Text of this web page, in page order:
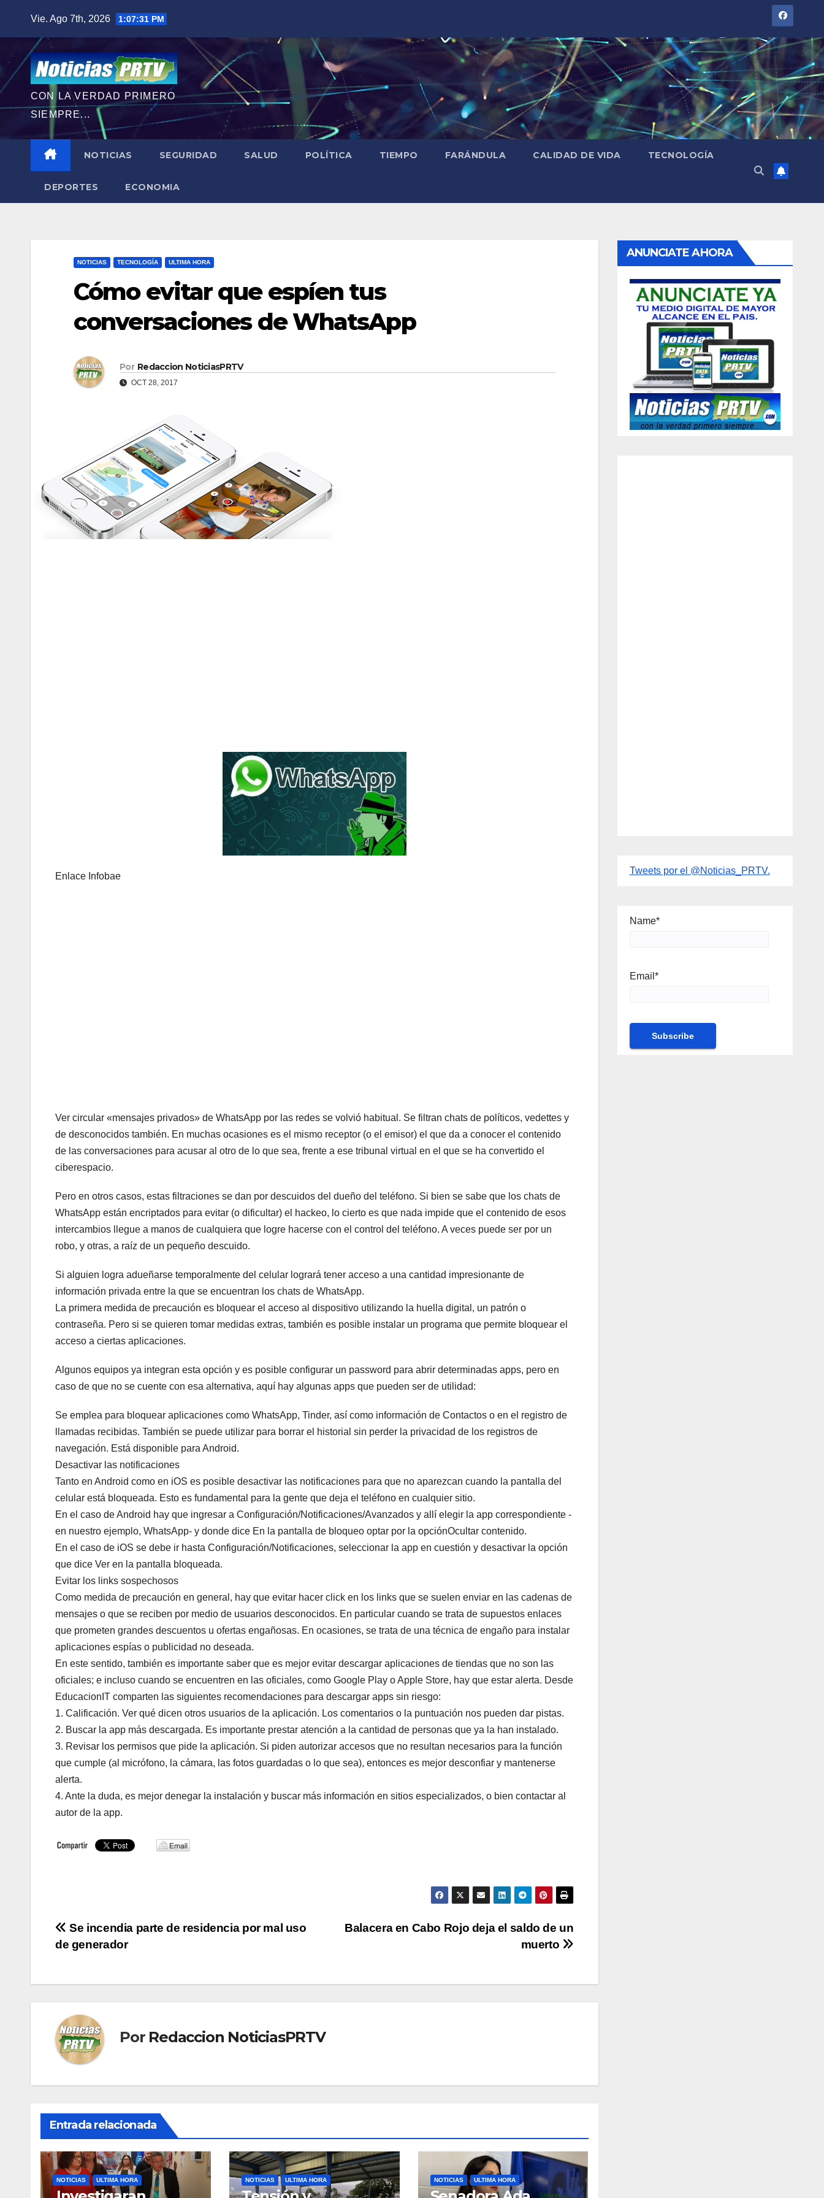
contenido
Vie. Ago 7th, 2026 1:07:32 PM
CON LA VERDAD PRIMERO
SIEMPRE...
NOTICIAS SEGURIDAD SALUD POLÍTICA TIEMPO FARÁNDULA CALIDAD DE VIDA TECNOLOGÍA
DEPORTES ECONOMIA
NOTICIAS TECNOLOGÍA ULTIMA HORA
Cómo evitar que espíen tus
conversaciones de WhatsApp
Por Redaccion NoticiasPRTV
OCT 28, 2017
Enlace Infobae
Ver circular «mensajes privados» de WhatsApp por las redes se volvió habitual. Se filtran chats de políticos, vedettes y
de desconocidos también. En muchas ocasiones es el mismo receptor (o el emisor) el que da a conocer el contenido
de las conversaciones para acusar al otro de lo que sea, frente a ese tribunal virtual en el que se ha convertido el
ciberespacio.
Pero en otros casos, estas filtraciones se dan por descuidos del dueño del teléfono. Si bien se sabe que los chats de
WhatsApp están encriptados para evitar (o dificultar) el hackeo, lo cierto es que nada impide que el contenido de esos
intercambios llegue a manos de cualquiera que logre hacerse con el control del teléfono. A veces puede ser por un
robo, y otras, a raíz de un pequeño descuido.
Si alguien logra adueñarse temporalmente del celular logrará tener acceso a una cantidad impresionante de
información privada entre la que se encuentran los chats de WhatsApp.
La primera medida de precaución es bloquear el acceso al dispositivo utilizando la huella digital, un patrón o
contraseña. Pero si se quieren tomar medidas extras, también es posible instalar un programa que permite bloquear el
acceso a ciertas aplicaciones.
Algunos equipos ya integran esta opción y es posible configurar un password para abrir determinadas apps, pero en
caso de que no se cuente con esa alternativa, aquí hay algunas apps que pueden ser de utilidad:
Se emplea para bloquear aplicaciones como WhatsApp, Tinder, así como información de Contactos o en el registro de
llamadas recibidas. También se puede utilizar para borrar el historial sin perder la privacidad de los registros de
navegación. Está disponible para Android.
Desactivar las notificaciones
Tanto en Android como en iOS es posible desactivar las notificaciones para que no aparezcan cuando la pantalla del
celular está bloqueada. Esto es fundamental para la gente que deja el teléfono en cualquier sitio.
En el caso de Android hay que ingresar a Configuración/Notificaciones/Avanzados y allí elegir la app correspondiente -
en nuestro ejemplo, WhatsApp- y donde dice En la pantalla de bloqueo optar por la opciónOcultar contenido.
En el caso de iOS se debe ir hasta Configuración/Notificaciones, seleccionar la app en cuestión y desactivar la opción
que dice Ver en la pantalla bloqueada.
Evitar los links sospechosos
Como medida de precaución en general, hay que evitar hacer click en los links que se suelen enviar en las cadenas de
mensajes o que se reciben por medio de usuarios desconocidos. En particular cuando se trata de supuestos enlaces
que prometen grandes descuentos u ofertas engañosas. En ocasiones, se trata de una técnica de engaño para instalar
aplicaciones espías o publicidad no deseada.
En este sentido, también es importante saber que es mejor evitar descargar aplicaciones de tiendas que no son las
oficiales; e incluso cuando se encuentren en las oficiales, como Google Play o Apple Store, hay que estar alerta. Desde
EducacionIT comparten las siguientes recomendaciones para descargar apps sin riesgo:
1. Calificación. Ver qué dicen otros usuarios de la aplicación. Los comentarios o la puntuación nos pueden dar pistas.
2. Buscar la app más descargada. Es importante prestar atención a la cantidad de personas que ya la han instalado.
3. Revisar los permisos que pide la aplicación. Si piden autorizar accesos que no resultan necesarios para la función
que cumple (al micrófono, la cámara, las fotos guardadas o lo que sea), entonces es mejor desconfiar y mantenerse
alerta.
4. Ante la duda, es mejor denegar la instalación y buscar más información en sitios especializados, o bien contactar al
autor de la app.
Navegación
de
entradas
Balacera en Cabo Rojo deja el saldo de un
muerto
Se incendia parte de residencia por mal uso
de generador
Por Redaccion NoticiasPRTV
Entrada relacionada
NOTICIAS ULTIMA HORA NOTICIAS ULTIMA HORA NOTICIAS ULTIMA HORA
ANUNCIATE AHORA
Tweets por el @Noticias_PRTV.
Name*
Email*